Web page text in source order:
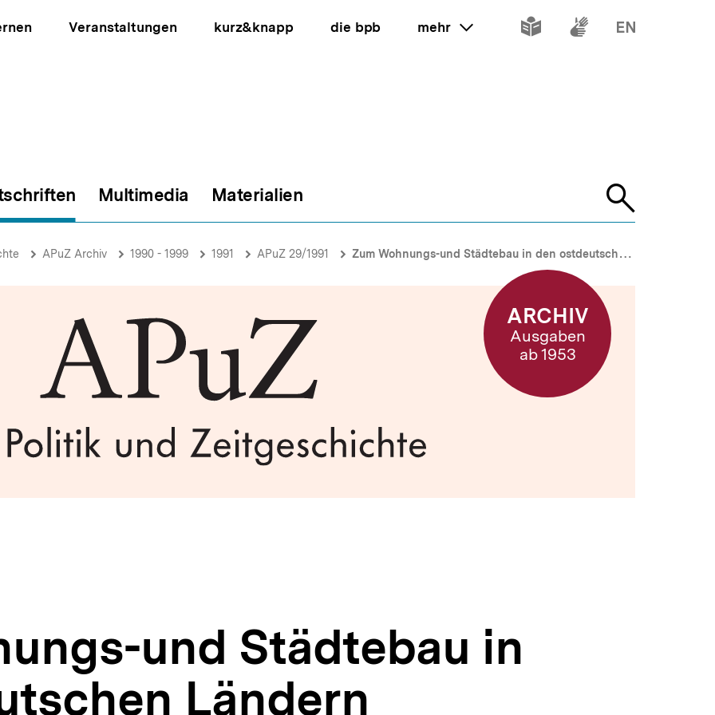
Veranstaltungen kurz&knapp die bpb mehr ein oder ausklappen
Inhalte Inhalte
Multimedia Materialien
Suche
APuZ Archiv 1990 - 1999 1991 APuZ 29/1991 Zum Wohnungs-und Städtebau in den ostdeutschen Ländern
ARCHIV
Ausgaben
ab 1953
und Städtebau in
Ländern